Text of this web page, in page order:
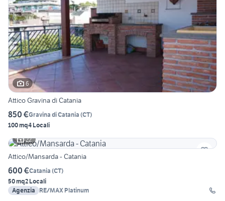
6
Attico Gravina di Catania
850 €Gravina di Catania (CT)
100 mq4 Locali
22
Attico/Mansarda - Catania
600 €Catania (CT)
50 mq2 Locali
Agenzia
RE/MAX Platinum